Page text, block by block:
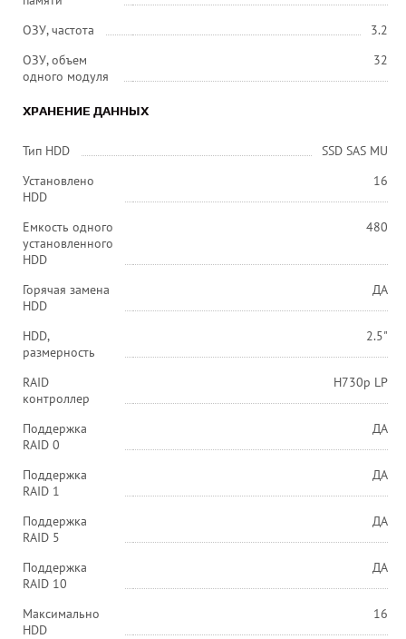
ОЗУ, частота
3.2
ОЗУ, объем
одного модуля
32
ХРАНЕНИЕ ДАННЫХ
Тип HDD
SSD SAS MU
Установлено
HDD
16
Емкость одного
установленного
HDD
480
Горячая замена
HDD
ДА
HDD,
размерность
2.5"
RAID
контроллер
H730p LP
Поддержка
RAID 0
ДА
Поддержка
RAID 1
ДА
Поддержка
RAID 5
ДА
Поддержка
RAID 10
ДА
Максимально
HDD
16